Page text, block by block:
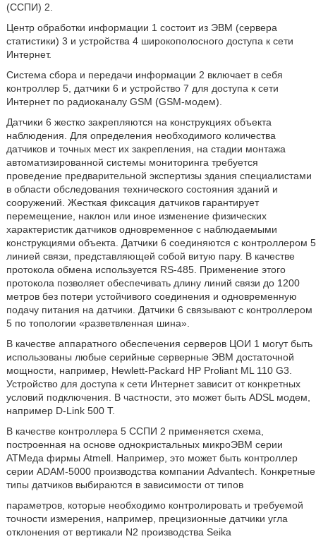
(ССПИ) 2.
Центр обработки информации 1 состоит из ЭВМ (сервера
статистики) 3 и устройства 4 широкополосного доступа к сети
Интернет.
Система сбора и передачи информации 2 включает в себя
контроллер 5, датчики 6 и устройство 7 для доступа к сети
Интернет по радиоканалу GSM (GSM-модем).
Датчики 6 жестко закрепляются на конструкциях объекта
наблюдения. Для определения необходимого количества
датчиков и точных мест их закрепления, на стадии монтажа
автоматизированной системы мониторинга требуется
проведение предварительной экспертизы здания специалистами
в области обследования технического состояния зданий и
сооружений. Жесткая фиксация датчиков гарантирует
перемещение, наклон или иное изменение физических
характеристик датчиков одновременное с наблюдаемыми
конструкциями объекта. Датчики 6 соединяются с контроллером 5
линией связи, представляющей собой витую пару. В качестве
протокола обмена используется RS-485. Применение этого
протокола позволяет обеспечивать длину линий связи до 1200
метров без потери устойчивого соединения и одновременную
подачу питания на датчики. Датчики 6 связывают с контроллером
5 по топологии «разветвленная шина».
В качестве аппаратного обеспечения серверов ЦОИ 1 могут быть
использованы любые серийные серверные ЭВМ достаточной
мощности, например, Hewlett-Packard HP Proliant ML 110 G3.
Устройство для доступа к сети Интернет зависит от конкретных
условий подключения. В частности, это может быть ADSL модем,
например D-Link 500 T.
В качестве контроллера 5 ССПИ 2 применяется схема,
построенная на основе однокристальных микроЭВМ серии
АТМеда фирмы Atmell. Например, это может быть контроллер
серии ADAM-5000 производства компании Advantech. Конкретные
типы датчиков выбираются в зависимости от типов
параметров, которые необходимо контролировать и требуемой
точности измерения, например, прецизионные датчики угла
отклонения от вертикали N2 производства Seika